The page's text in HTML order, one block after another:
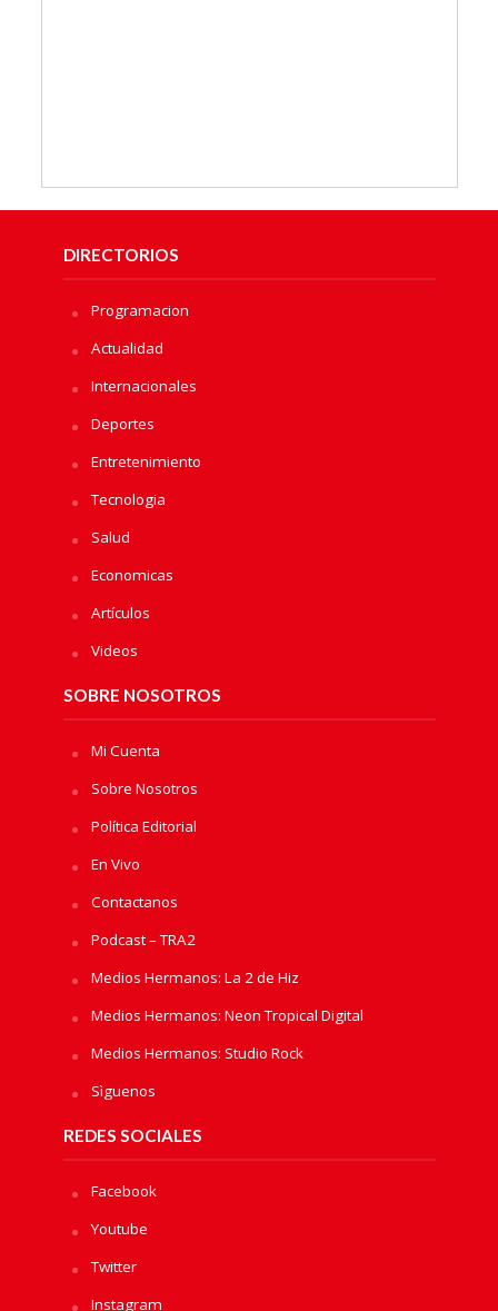
DIRECTORIOS
Programacion
Actualidad
Internacionales
Deportes
Entretenimiento
Tecnologia
Salud
Economicas
Artículos
Videos
SOBRE NOSOTROS
Mi Cuenta
Sobre Nosotros
Política Editorial
En Vivo
Contactanos
Podcast – TRA2
Medios Hermanos: La 2 de Hiz
Medios Hermanos: Neon Tropical Digital
Medios Hermanos: Studio Rock
Sìguenos
REDES SOCIALES
Facebook
Youtube
Twitter
Instagram